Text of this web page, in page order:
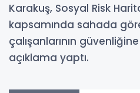
Karakuş, Sosyal Risk
kapsamında sahada
çalışanlarının güvenliğine
açıklama yaptı.